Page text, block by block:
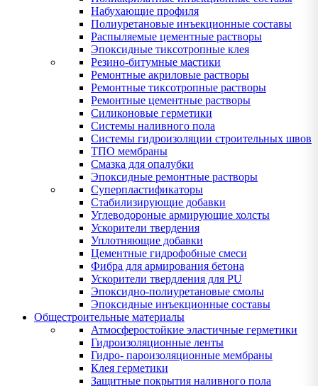
Набухающие профиля
Полиуретановые инъекционные составы
Распыляемые цементные растворы
Эпоксидные тиксотропные клея
Резино-битумные мастики
Ремонтные акриловые растворы
Ремонтные тиксотропные растворы
Ремонтные цементные растворы
Силиконовые герметики
Системы наливного пола
Системы гидроизоляции строительных швов
ТПО мембраны
Смазка для опалубки
Эпоксидные ремонтные растворы
Суперпластификаторы
Стабилизирующие добавки
Углеводороные армирующие холсты
Ускорители твердения
Уплотняющие добавки
Цементные гидрофобные смеси
Фибра для армирования бетона
Ускорители твердления для PU
Эпоксидно-полиуретановые смолы
Эпоксидные инъекционные составы
Общестроительные материалы
Атмосферостойкие эластичные герметики
Гидроизоляционные ленты
Гидро- пароизоляционные мембраны
Клея герметики
Защитные покрытия наливного пола